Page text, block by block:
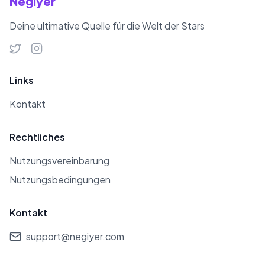
Deine ultimative Quelle für die Welt der Stars
Links
Kontakt
Rechtliches
Nutzungsvereinbarung
Nutzungsbedingungen
Kontakt
support@negiyer.com